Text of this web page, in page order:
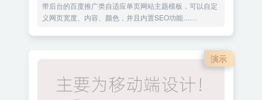
带后台的百度推广类自适应单页网站主题模板，可以自定
义网页宽度、内容、颜色，并且内置SEO功能……
演示